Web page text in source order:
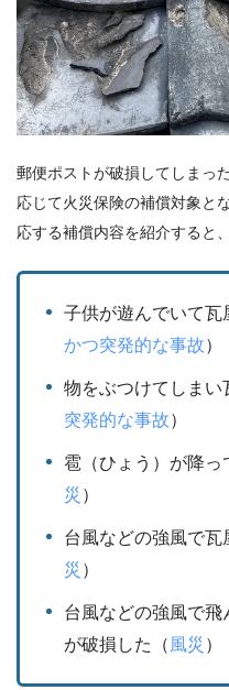
郵便ポストが破損してしまっ
応じて火災保険の補償対象と
応する補償内容を紹介すると
子供が遊んでいて瓦
かつ突発的な事故）
物をぶつけてしまい
突発的な事故）
雹（ひょう）が降っ
災 ）
台風などの強風で瓦
災 ）
台風などの強風で
が破損した（ 風災 ）